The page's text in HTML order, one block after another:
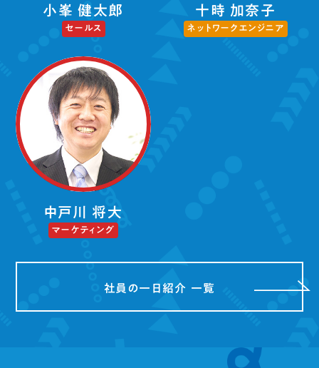
小峯 健太郎
セールス
十時 加奈子
ネットワークエンジニア
中戸川 将大
マーケティング
社員の一日紹介 一覧